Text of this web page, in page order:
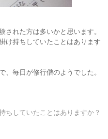
された方は多いかと思います。
け持ちしていたことはあります
、毎日が修行僧のようでした。
ちしていたことはありますか？